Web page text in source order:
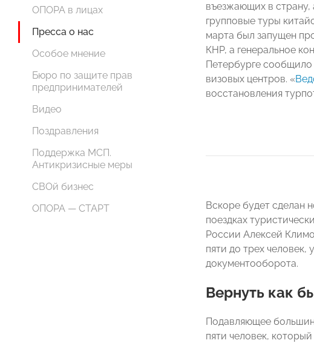
ОПОРА в лицах
Пресса о нас
Особое мнение
Бюро по защите прав
предпринимателей
Видео
Поздравления
Поддержка МСП.
Антикризисные меры
СВОй бизнес
ОПОРА — СТАРТ
въезжающих в
групповые туры
марта был запущен
КНР, а генеральное
Петербурге
визовых центров. «
восстановления
Вскоре будет сделан
поездках
России Алексей
пяти до трех человек,
документооборота.
Вернуть как
Подавляющее
пяти человек,